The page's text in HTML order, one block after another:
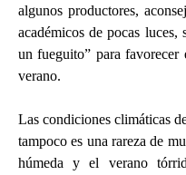
algunos productores,
académicos de pocas luces,
un fueguito” para favorecer
verano.
Las condiciones climáticas
tampoco es una rareza de
húmeda y el verano